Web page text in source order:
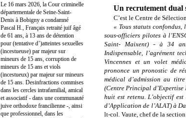
Un recrutement dual
C’est le Centre de
« Tous statuts confondus,
sous-officiers pilotes à
Saint- Maixent) - à 34
Indispensable, l’agrément
Vincennes et un volet
prononce un pronostic de
médical d’admission au
(Centre Principal
huit est retenu. L’objectif est
d’Application de l’ALAT) à
lt-col. Vaute, chef de la
Le 16 mars 2026, la Cour criminelle
départementale de Seine-Saint-
Denis à Bobigny a condamné
Pascal H., Français retraité juif âgé
de 61 ans, à 13 ans de détention
pour (tentative d’)atteintes sexuelles
(incestueuse) par majeur sur
mineurs de 15 ans, corruption de
mineurs de 15 ans et viols
(incestueux) par majeur sur mineurs
de 15 ans. Desinfractions commises
dans les cercles intrafamilial, amical
et associatif - dans une communauté
juive orthodoxe francilienne -, ainsi
que professionnel, dans les